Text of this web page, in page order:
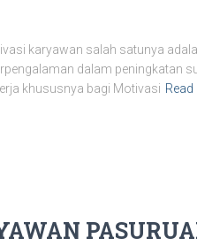
karyawan salah satunya
dalam peningkatan
khususnya bagi Motivasi